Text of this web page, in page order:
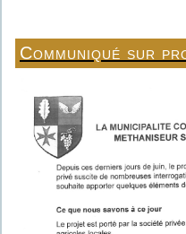
Communiqué sur